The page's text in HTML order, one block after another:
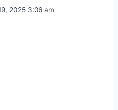
2025 3:06 am